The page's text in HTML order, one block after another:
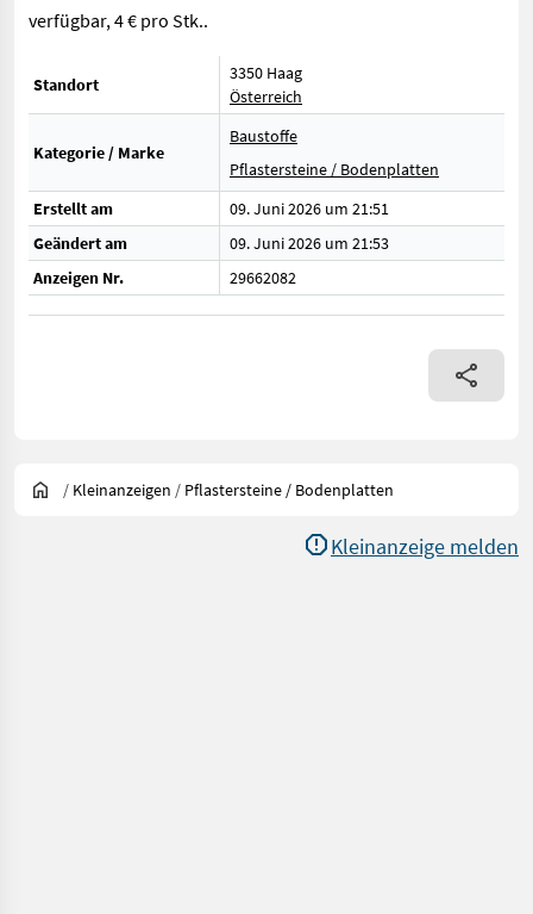
verfügbar, 4 € pro Stk..
Standort
3350 Haag
Österreich
Kategorie / Marke
Baustoffe
Pflastersteine / Bodenplatten
Erstellt am
09. Juni 2026 um 21:51
Geändert am
09. Juni 2026 um 21:53
Anzeigen Nr.
29662082
/ Kleinanzeigen / Pflastersteine / Bodenplatten
Kleinanzeige melden